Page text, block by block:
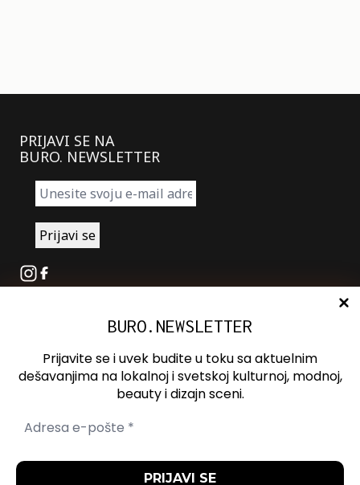
PRIJAVI SE NA
BURO. NEWSLETTER
Instagram
Facebook
Oglašavanje
Kontakt
Spotify
BURO.NEWSLETTER
Prijavite se i uvek budite u toku sa aktuelnim
dešavanjima na lokalnoj i svetskoj kulturnoj, modnoj,
beauty i dizajn sceni.